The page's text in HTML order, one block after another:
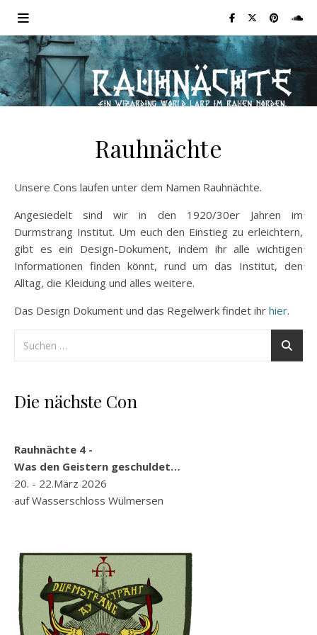
Rauhnächte
Unsere Cons laufen unter dem Namen Rauhnächte.
Angesiedelt sind wir in den 1920/30er Jahren im
Durmstrang Institut. Um euch den Einstieg zu erleichtern,
gibt es ein Design-Dokument, indem ihr alle wichtigen
Informationen finden könnt, rund um das Institut, den
Alltag, die Kleidung und alles weitere.
Das Design Dokument und das Regelwerk findet ihr hier.
Die nächste Con
Rauhnächte 4 -
Was den Geistern geschuldet…
20. - 22.März 2026
auf Wasserschloss Wülmersen